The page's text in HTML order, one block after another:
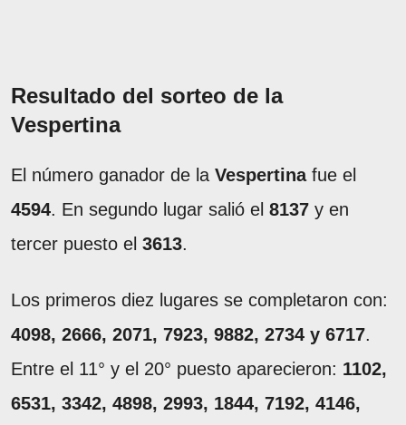
Resultado del sorteo de la
Vespertina
El número ganador de la Vespertinafue el
4594. En segundo lugar salió el 8137 y en
tercer puesto el 3613.
Los primeros diez lugares se completaron con:
4098, 2666, 2071, 7923, 9882, 2734 y 6717.
Entre el 11° y el 20° puesto aparecieron: 1102,
6531, 3342, 4898, 2993, 1844, 7192, 4146,